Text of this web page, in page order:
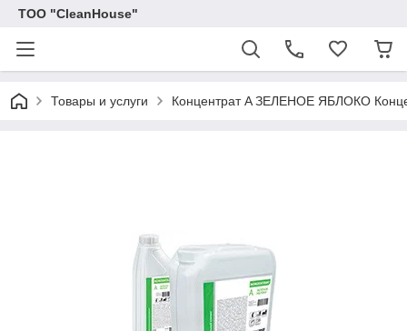
ТОО "CleanHouse"
Товары и услуги Концентрат A ЗЕЛЕНОЕ ЯБЛОКО